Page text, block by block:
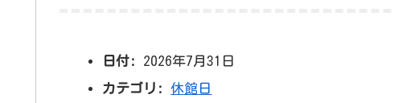
日付:
2026年7月31日
カテゴリ:
休館日